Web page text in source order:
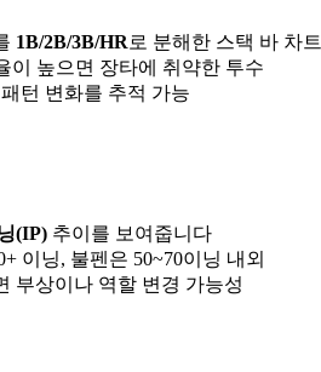
1B/2B/3B/HR로 분해한 스택 바 차트
이 높으면 장타에 취약한 투수
턴 변화를 추적 가능
(IP) 추이를 보여줍니다
이닝, 불펜은 50~70이닝 내외
부상이나 역할 변경 가능성